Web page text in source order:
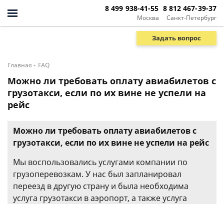
Москва
8 499 938-41-55
Санкт-Петербург
8 812 467-39-37
Задать вопрос
Главная - FAQ
Можно ли требовать оплату авиабилетов с
грузотакси, если по их вине не успели на
рейс
Можно ли требовать оплату авиабилетов с
грузотакси, если по их вине не успели на рейс
Мы воспользовались услугами компании по
грузоперевозкам. У нас был запланировал
переезд в другую страну и была необходима
услуга грузотакси в аэропорт, а также услуга